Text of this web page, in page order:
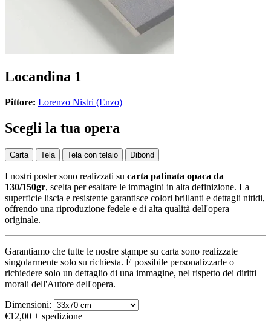
Locandina 1
Pittore: Lorenzo Nistri (Enzo)
Scegli la tua opera
Carta Tela Tela con telaio Dibond
I nostri poster sono realizzati su carta patinata opaca da
130/150gr, scelta per esaltare le immagini in alta definizione. La
superficie liscia e resistente garantisce colori brillanti e dettagli nitidi,
offrendo una riproduzione fedele e di alta qualità dell'opera
originale.
Garantiamo che tutte le nostre stampe su carta sono realizzate
singolarmente solo su richiesta. È possibile personalizzarle o
richiedere solo un dettaglio di una immagine, nel rispetto dei diritti
morali dell'Autore dell'opera.
Dimensioni:
€12,00 + spedizione